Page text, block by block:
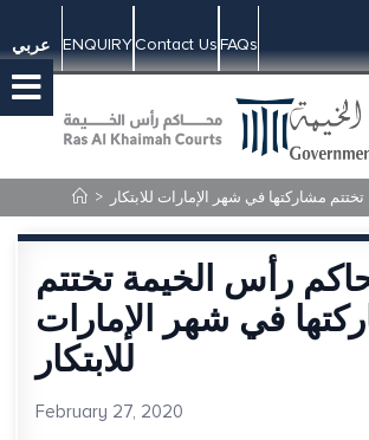
عربي ENQUIRYContact UsFAQs
> مشاركتها في شهر الإمارات للابتكار
رأس الخيمة تختتم
في شهر الإمارات
للابتكار
February 27, 2020